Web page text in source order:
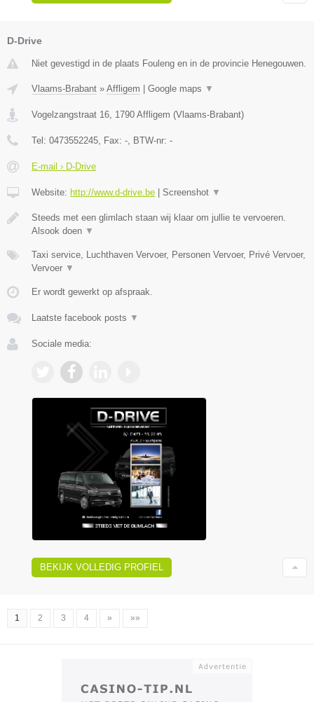
D-Drive
Niet gevestigd in de plaats Fouleng en in de provincie Henegouwen.
Vlaams-Brabant » Affligem Google maps ▼
Vogelzangstraat 16, 1790 Affligem (Vlaams-Brabant)
Tel: 0473552245, Fax: -, BTW-nr: -
E-mail › D-Drive
Website: http://www.d-drive.be Screenshot ▼
Steeds met een glimlach staan wij klaar om jullie te vervoeren.
Alsook doen ▼
Taxi service, Luchthaven Vervoer, Personen Vervoer, Privé Vervoer,
Vervoer ▼
Er wordt gewerkt op afspraak.
Laatste facebook posts ▼
Sociale media:
BEKIJK VOLLEDIG PROFIEL
1 2 3 4 » »»